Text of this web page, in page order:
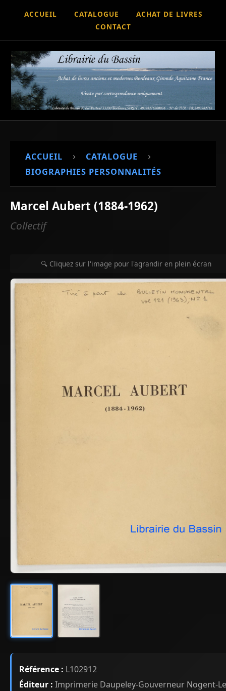
ACCUEIL CATALOGUE
ACHAT DE LIVRES
CONTACT
ACCUEIL › CATALOGUE ›
BIOGRAPHIES PERSONNALITÉS
Marcel Aubert (1884-1962)
Collectif
🔍 Cliquez sur l'image pour l'agrandir en plein écran
Référence : L102912
Éditeur : Imprimerie Daupeley-Gouverneur Nogent-